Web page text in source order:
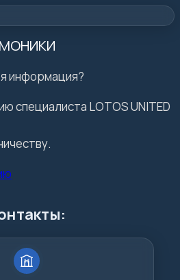
МОНИКИ
информация?
специалиста LOTOS UNITED